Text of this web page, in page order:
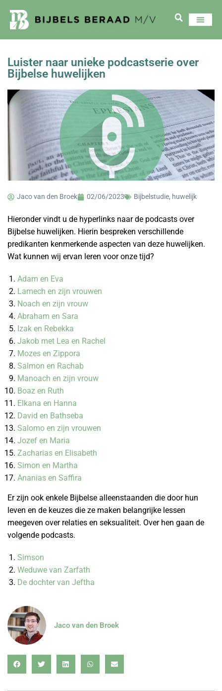
Luister naar unieke podcastserie over
Bijbelse huwelijken
Jaco van den Broek 02/06/2023 Bijbelstudie, huwelijk
Hieronder vindt u de hyperlinks naar de podcasts over
Bijbelse huwelijken. Hierin bespreken verschillende
predikanten kenmerkende aspecten van deze huwelijken.
Wat kunnen wij ervan leren voor onze tijd?
Adam en Eva
Lamech en zijn vrouwen
Noach en zijn vrouw
Abraham en Sara
Izak en Rebekka
Jakob met Lea en Rachel
Mozes en Zippora
Salmon en Rachab
Manoach en zijn vrouw
Boaz en Ruth
Elkana en Hanna
David en Bathseba
Salomo en zijn vrouwen
Jozef en Maria
Zacharias en Elisabeth
Simon en Martha
Ananias en Saffira
Er zijn ook enkele Bijbelse alleenstaanden die door hun
leven en de keuzes die ze maken belangrijke lessen
meegeven over relaties en seksualiteit. Over hen gaan de
volgende podcasts.
Simson
Weduwe van Zarfath
De dochter van Jeftha
Jaco van den Broek